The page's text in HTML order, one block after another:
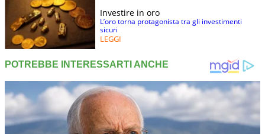
Investire in oro
L’oro torna protagonista tra gli investimenti
sicuri
LEGGI